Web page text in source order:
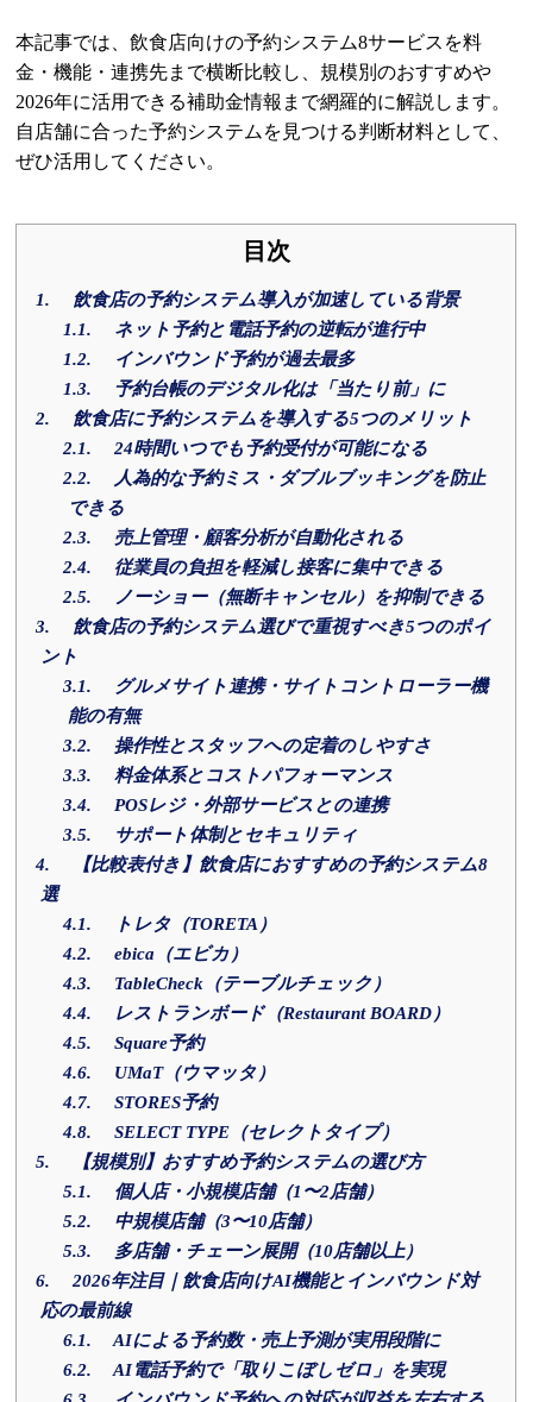
本記事では、飲食店向けの予約システム8サービスを料
金・機能・連携先まで横断比較し、規模別のおすすめや
2026年に活用できる補助金情報まで網羅的に解説します。
自店舗に合った予約システムを見つける判断材料として、
ぜひ活用してください。
目次
1.
飲食店の予約システム導入が加速している背景
1.1.
ネット予約と電話予約の逆転が進行中
1.2.
インバウンド予約が過去最多
1.3.
予約台帳のデジタル化は「当たり前」に
2.
飲食店に予約システムを導入する5つのメリット
2.1.
24時間いつでも予約受付が可能になる
2.2.
人為的な予約ミス・ダブルブッキングを防止
できる
2.3.
売上管理・顧客分析が自動化される
2.4.
従業員の負担を軽減し接客に集中できる
2.5.
ノーショー（無断キャンセル）を抑制できる
3.
飲食店の予約システム選びで重視すべき5つのポイ
ント
3.1.
グルメサイト連携・サイトコントローラー機
能の有無
3.2.
操作性とスタッフへの定着のしやすさ
3.3.
料金体系とコストパフォーマンス
3.4.
POSレジ・外部サービスとの連携
3.5.
サポート体制とセキュリティ
4.
【比較表付き】飲食店におすすめの予約システム8
選
4.1.
トレタ（TORETA）
4.2.
ebica（エビカ）
4.3.
TableCheck（テーブルチェック）
4.4.
レストランボード（Restaurant BOARD）
4.5.
Square予約
4.6.
UMaT（ウマッタ）
4.7.
STORES予約
4.8.
SELECT TYPE（セレクトタイプ）
5.
【規模別】おすすめ予約システムの選び方
5.1.
個人店・小規模店舗（1〜2店舗）
5.2.
中規模店舗（3〜10店舗）
5.3.
多店舗・チェーン展開（10店舗以上）
6.
2026年注目｜飲食店向けAI機能とインバウンド対
応の最前線
6.1.
AIによる予約数・売上予測が実用段階に
6.2.
AI電話予約で「取りこぼしゼロ」を実現